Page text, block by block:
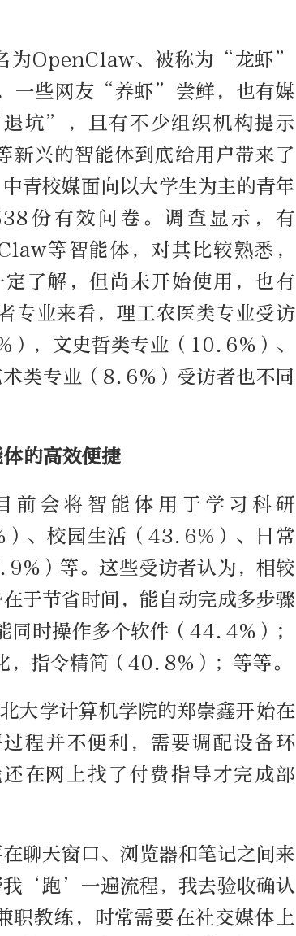
为OpenClaw、被称为“龙虾”
一些网友“养虾”尝鲜，也有媒
坑”，且有不少组织机构提示
兴的智能体到底给用户带来了
青校媒面向以大学生为主的青年
份有效问卷。调查显示，有
等智能体，对其比较熟悉，
了解，但尚未开始使用，也有
专业来看，理工农医类专业受访
，文史哲类专业（10.6%）、
类专业（8.6%）受访者也不同
的高效便捷
前会将智能体用于学习科研
、校园生活（43.6%）、日常
）等。这些受访者认为，相较
于节省时间，能自动完成多步骤
时操作多个软件（44.4%）；
指令精简（40.8%）；等等。
大学计算机学院的郑崇鑫开始在
程并不便利，需要调配设备环
在网上找了付费指导才完成部
聊天窗口、浏览器和笔记之间来
‘跑’一遍流程，我去验收确认
教练，时常需要在社交媒体上